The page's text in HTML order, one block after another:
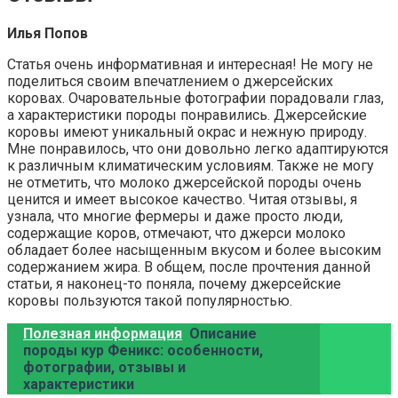
Илья Попов
Статья очень информативная и интересная! Не могу не
поделиться своим впечатлением о джерсейских
коровах. Очаровательные фотографии порадовали глаз,
а характеристики породы понравились. Джерсейские
коровы имеют уникальный окрас и нежную природу.
Мне понравилось, что они довольно легко адаптируются
к различным климатическим условиям. Также не могу
не отметить, что молоко джерсейской породы очень
ценится и имеет высокое качество. Читая отзывы, я
узнала, что многие фермеры и даже просто люди,
содержащие коров, отмечают, что джерси молоко
обладает более насыщенным вкусом и более высоким
содержанием жира. В общем, после прочтения данной
статьи, я наконец-то поняла, почему джерсейские
коровы пользуются такой популярностью.
Полезная информация Описание
породы кур Феникс: особенности,
фотографии, отзывы и
характеристики